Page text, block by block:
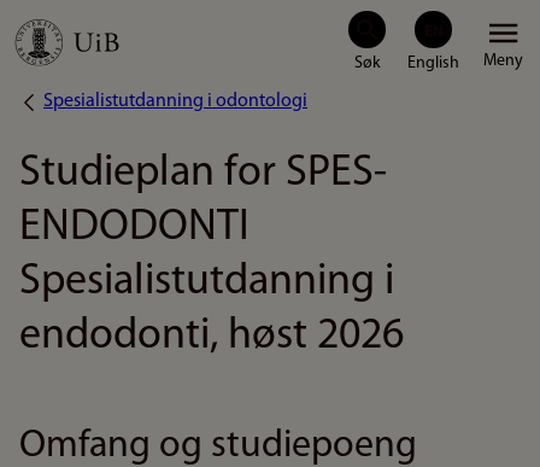
Hopp
hovedinnhold
Meny
Navigasjonssti
Spesialistutdanning i odontologi
Studieplan for SPES-
ENDODONTI
Spesialistutdanning i
endodonti, høst 2026
Omfang og studiepoeng